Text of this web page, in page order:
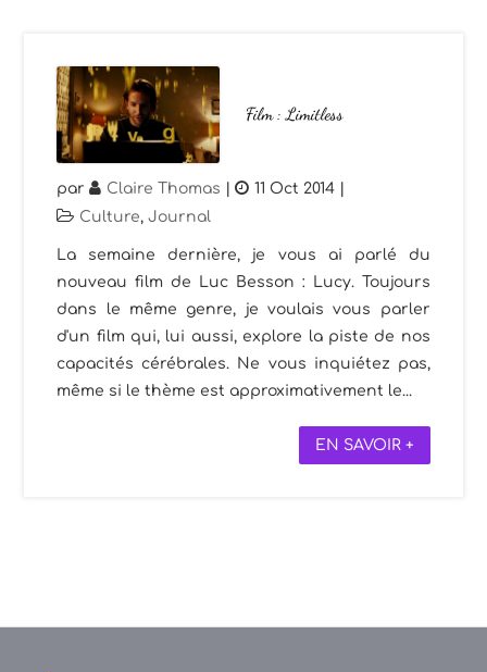
Film : Limitless
par Claire Thomas | 11 Oct 2014 |
Culture,Journal
La semaine dernière, je vous ai parlé du
nouveau film de Luc Besson : Lucy. Toujours
dans le même genre, je voulais vous parler
d'un film qui, lui aussi, explore la piste de nos
capacités cérébrales. Ne vous inquiétez pas,
même si le thème est approximativement le...
EN SAVOIR +